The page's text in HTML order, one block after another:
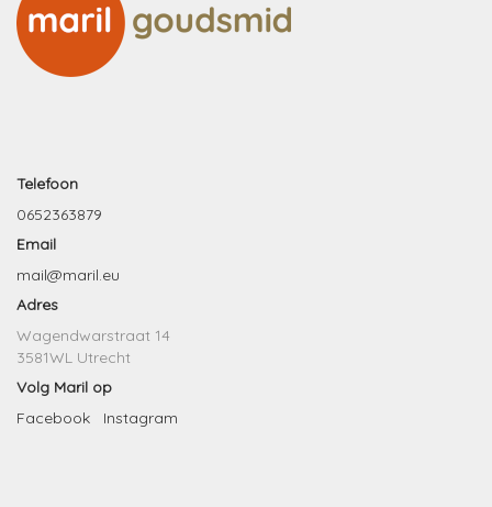
Telefoon
0652363879
Email
mail@maril.eu
Adres
Wagendwarstraat 14
3581WL Utrecht
Volg Maril op
Facebook
Instagram